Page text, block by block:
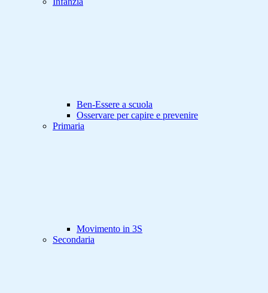
Ben-Essere a scuola
Osservare per capire e prevenire
Primaria
Movimento in 3S
Secondaria